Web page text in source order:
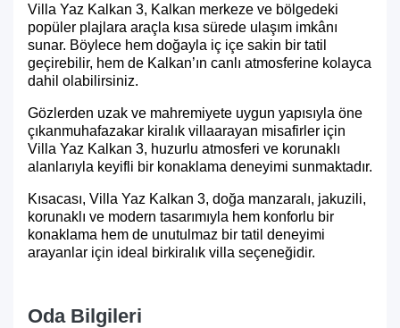
Villa Yaz Kalkan 3, Kalkan merkeze ve bölgedeki
popüler plajlara araçla kısa sürede ulaşım imkânı
sunar. Böylece hem doğayla iç içe sakin bir tatil
geçirebilir, hem de Kalkan’ın canlı atmosferine kolayca
dahil olabilirsiniz.
Gözlerden uzak ve mahremiyete uygun yapısıyla öne
çıkanmuhafazakar kiralık villaarayan misafirler için
Villa Yaz Kalkan 3, huzurlu atmosferi ve korunaklı
alanlarıyla keyifli bir konaklama deneyimi sunmaktadır.
Kısacası, Villa Yaz Kalkan 3, doğa manzaralı, jakuzili,
korunaklı ve modern tasarımıyla hem konforlu bir
konaklama hem de unutulmaz bir tatil deneyimi
arayanlar için ideal birkiralık villa seçeneğidir.
Oda Bilgileri